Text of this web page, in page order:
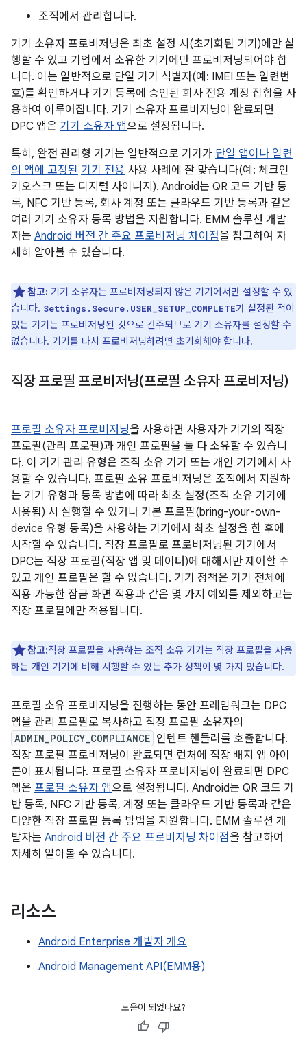
조직에서 관리합니다.
기기 소유자 프로비저닝은 최초 설정 시(초기화된 기기)에만 실
행할 수 있고 기업에서 소유한 기기에만 프로비저닝되어야 합
니다. 이는 일반적으로 단일 기기 식별자(예: IMEI 또는 일련번
호)를 확인하거나 기기 등록에 승인된 회사 전용 계정 집합을 사
용하여 이루어집니다. 기기 소유자 프로비저닝이 완료되면
DPC 앱은 기기 소유자 앱으로 설정됩니다.
특히, 완전 관리형 기기는 일반적으로 기기가 단일 앱이나 일련
의 앱에 고정된 기기 전용 사용 사례에 잘 맞습니다(예: 체크인
키오스크 또는 디지털 사이니지). Android는 QR 코드 기반 등
록, NFC 기반 등록, 회사 계정 또는 클라우드 기반 등록과 같은
여러 기기 소유자 등록 방법을 지원합니다. EMM 솔루션 개발
자는 Android 버전 간 주요 프로비저닝 차이점을 참고하여 자
세히 알아볼 수 있습니다.
참고: 기기 소유자는 프로비저닝되지 않은 기기에서만 설정할 수 있
습니다. Settings.Secure.USER_SETUP_COMPLETE가 설정된 적이
있는 기기는 프로비저닝된 것으로 간주되므로 기기 소유자를 설정할 수
없습니다. 기기를 다시 프로비저닝하려면 초기화해야 합니다.
직장 프로필 프로비저닝(프로필 소유자 프로비저닝)
프로필 소유자 프로비저닝을 사용하면 사용자가 기기의 직장
프로필(관리 프로필)과 개인 프로필을 둘 다 소유할 수 있습니
다. 이 기기 관리 유형은 조직 소유 기기 또는 개인 기기에서 사
용할 수 있습니다. 프로필 소유 프로비저닝은 조직에서 지원하
는 기기 유형과 등록 방법에 따라 최초 설정(조직 소유 기기에
사용됨) 시 실행할 수 있거나 기본 프로필(bring-your-own-
device 유형 등록)을 사용하는 기기에서 최초 설정을 한 후에
시작할 수 있습니다. 직장 프로필로 프로비저닝된 기기에서
DPC는 직장 프로필(직장 앱 및 데이터)에 대해서만 제어할 수
있고 개인 프로필은 할 수 없습니다. 기기 정책은 기기 전체에
적용 가능한 잠금 화면 적용과 같은 몇 가지 예외를 제외하고는
직장 프로필에만 적용됩니다.
참고:직장 프로필을 사용하는 조직 소유 기기는 직장 프로필을 사용
하는 개인 기기에 비해 시행할 수 있는 추가 정책이 몇 가지 있습니다.
프로필 소유 프로비저닝을 진행하는 동안 프레임워크는 DPC
앱을 관리 프로필로 복사하고 직장 프로필 소유자의
ADMIN_POLICY_COMPLIANCE 인텐트 핸들러를 호출합니다.
직장 프로필 프로비저닝이 완료되면 런처에 직장 배지 앱 아이
콘이 표시됩니다. 프로필 소유자 프로비저닝이 완료되면 DPC
앱은 프로필 소유자 앱으로 설정됩니다. Android는 QR 코드 기
반 등록, NFC 기반 등록, 계정 또는 클라우드 기반 등록과 같은
다양한 직장 프로필 등록 방법을 지원합니다. EMM 솔루션 개
발자는 Android 버전 간 주요 프로비저닝 차이점을 참고하여
자세히 알아볼 수 있습니다.
리소스
Android Enterprise 개발자 개요
Android Management API(EMM용)
도움이 되었나요?